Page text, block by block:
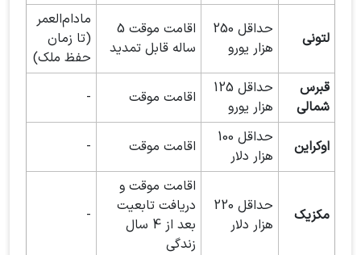
لتونی
حداقل 250
هزار یورو
اقامت موقت 5
ساله قابل تمدید
مادام‌العمر
(تا زمان
حفظ ملک)
قبرس
شمالی
حداقل 125
هزار یورو
اقامت موقت -
اوکراین
حداقل 100
هزار دلار
اقامت موقت -
مکزیک
حداقل 220
هزار دلار
اقامت موقت و
دریافت تابعیت
بعد از 4 سال
زندگی
-